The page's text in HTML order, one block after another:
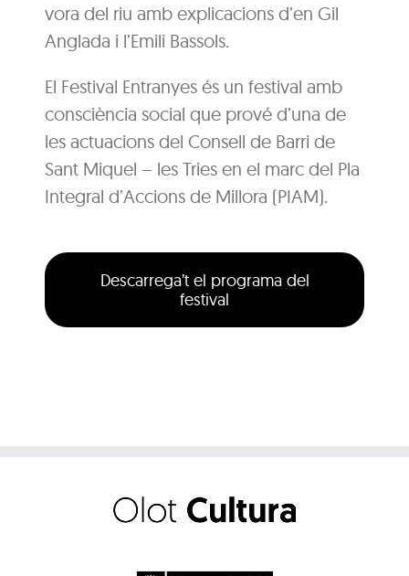
vora del riu amb explicacions d’en Gil
Anglada i l’Emili Bassols.
El Festival Entranyes és un festival amb
consciència social que prové d’una de
les actuacions del Consell de Barri de
Sant Miquel – les Tries en el marc del Pla
Integral d’Accions de Millora (PIAM).
Descarrega’t el programa del
festival